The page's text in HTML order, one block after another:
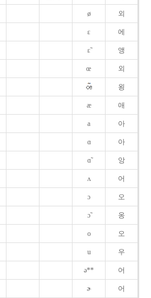
ø 외
ɛ 에
ɛ̃ 앵
œ 외
욍
æ 애
a 아
ɑ 아
ɑ̃ 앙
ʌ 어
ɔ 오
ɔ̃ 옹
o 오
u 우
ə** 어
ɚ 어